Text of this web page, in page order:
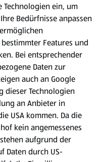
Technologien ein, um
Bedürfnisse anpassen
Features und
Bei entsprechender
Daten zur
auch an Google
dieser Technologien
an Anbieter in
USA kommen. Da die
kein angemessenes
aufgrund der
Daten durch US-